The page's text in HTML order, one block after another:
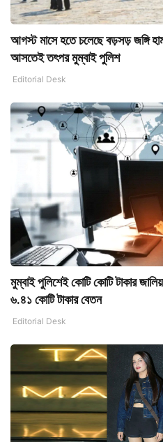
আগস্ট মাসে হতে চলেছে বড়সড় জঙ্গি
আসতেই তৎপর মুম্বাই পুলিশ
Editorial Desk
মুম্বাই পুলিশেই কোটি কোটি টাকার
৬.৪১ কোটি টাকার বেতন
Editorial Desk